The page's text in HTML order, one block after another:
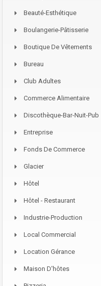
Beauté-Esthétique
Boulangerie-Pâtisserie
Boutique De Vêtements
Bureau
Club Adultes
Commerce Alimentaire
Discothèque-Bar-Nuit-Pub
Entreprise
Fonds De Commerce
Glacier
Hôtel
Hôtel - Restaurant
Industrie-Production
Local Commercial
Location Gérance
Maison D'hôtes